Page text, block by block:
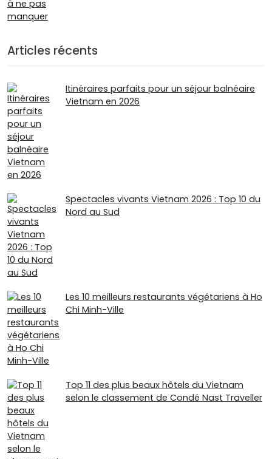
Articles récents
Itinéraires parfaits pour un séjour balnéaire
Vietnam en 2026
Spectacles vivants Vietnam 2026 : Top 10 du
Nord au Sud
Les 10 meilleurs restaurants végétariens à Ho
Chi Minh-Ville
Top 11 des plus beaux hôtels du Vietnam
selon le classement de Condé Nast Traveller